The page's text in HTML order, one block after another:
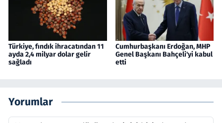
Türkiye, fındık ihracatından 11
ayda 2,4 milyar dolar gelir
sağladı
Cumhurbaşkanı Erdoğan, MHP
Genel Başkanı Bahçeli'yi kabul
etti
Yorumlar